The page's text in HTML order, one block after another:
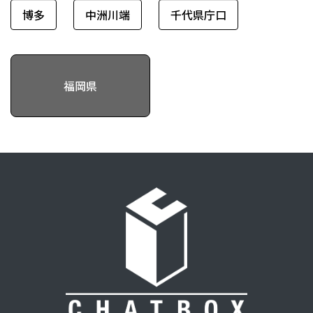
博多 中洲川端 千代県庁口
福岡県